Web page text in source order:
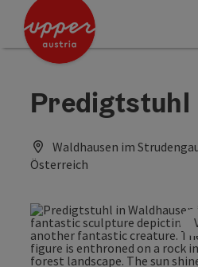
Accesskey
Accesskey
Predigtstuhl
Waldhausen im
Österreich